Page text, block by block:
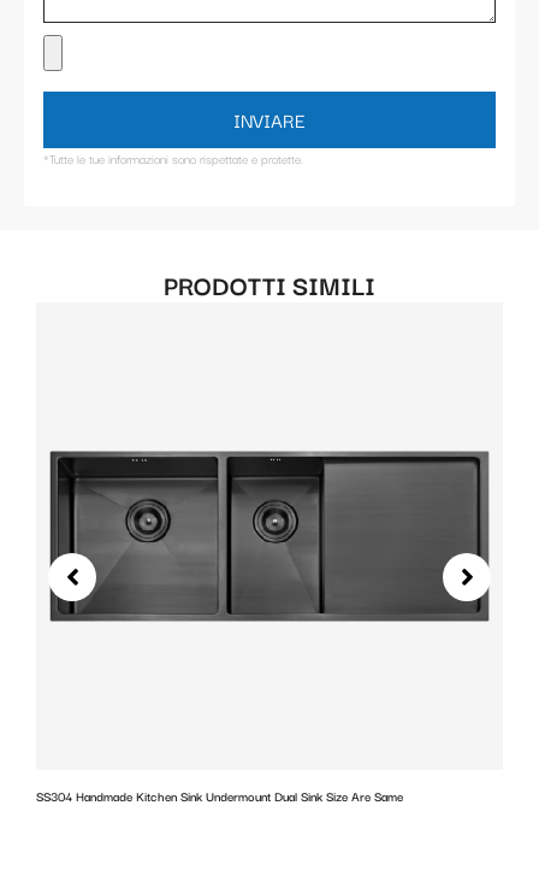
INVIARE
*Tutte le tue informazioni sono rispettate e protette.
PRODOTTI SIMILI
SS304 Handmade Kitchen Sink Undermount Dual Sink Size Are Same